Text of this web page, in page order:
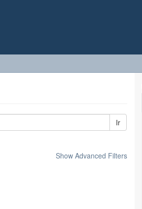
Ir
Show Advanced Filters